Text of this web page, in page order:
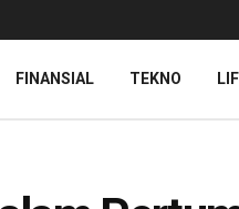
FINANSIAL TEKNO